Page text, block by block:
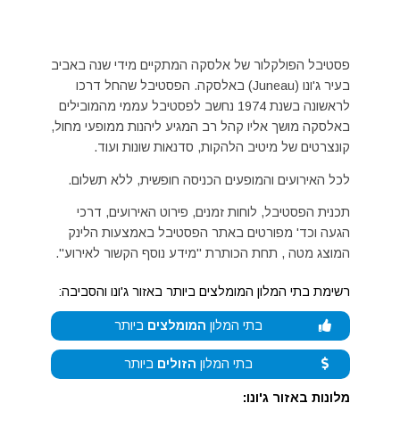
פסטיבל הפולקלור של אלסקה המתקיים מידי שנה באביב
בעיר ג'ונו (Juneau) באלסקה. הפסטיבל שהחל דרכו
לראשונה בשנת 1974 נחשב לפסטיבל עממי מהמובילים
באלסקה מושך אליו קהל רב המגיע ליהנות ממופעי מחול,
קונצרטים של מיטיב הלהקות, סדנאות שונות ועוד.
לכל האירועים והמופעים הכניסה חופשית, ללא תשלום.
תכנית הפסטיבל, לוחות זמנים, פירוט האירועים, דרכי
הגעה וכד' מפורטים באתר הפסטיבל באמצעות הלינק
המוצג מטה , תחת הכותרת "מידע נוסף הקשור לאירוע".
רשימת בתי המלון המומלצים ביותר באזור ג'ונו והסביבה:
בתי המלון המומלצים ביותר
בתי המלון הזולים ביותר
מלונות באזור ג'ונו: